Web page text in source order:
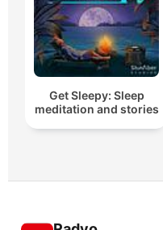
Get Sleepy: Sleep
meditation and stories